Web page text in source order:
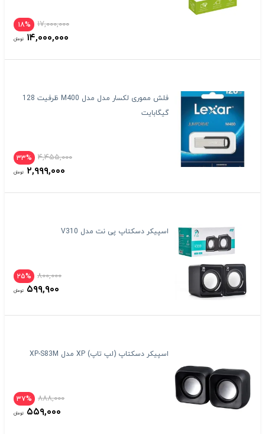
۱۸% ۱۷,۰۰۰,۰۰۰
۱۴,۰۰۰,۰۰۰ تومان
فلش مموری لکسار مدل مدل M400 ظرفیت 128
گیگابایت
۳۳% ۴,۴۵۵,۰۰۰
۲,۹۹۹,۰۰۰ تومان
اسپیکر دسکتاپ پی نت مدل V310
۲۵% ۸۰۰,۰۰۰
۵۹۹,۹۰۰ تومان
اسپیکر دسکتاپ (لپ تاپ) XP مدل XP-S83M
۳۷% ۸۸۸,۰۰۰
۵۵۹,۰۰۰ تومان